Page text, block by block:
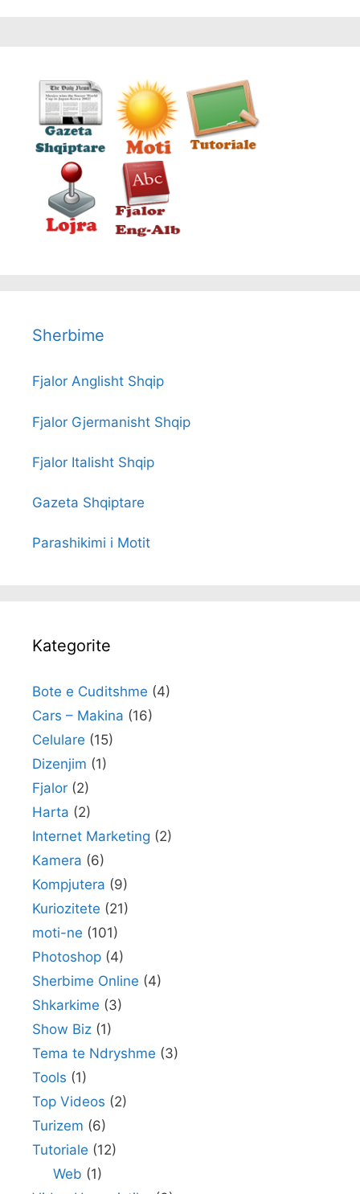
Sherbime
Fjalor Anglisht Shqip
Fjalor Gjermanisht Shqip
Fjalor Italisht Shqip
Gazeta Shqiptare
Parashikimi i Motit
Kategorite
Bote e Cuditshme (4)
Cars – Makina (16)
Celulare (15)
Dizenjim (1)
Fjalor (2)
Harta (2)
Internet Marketing (2)
Kamera (6)
Kompjutera (9)
Kuriozitete (21)
moti-ne (101)
Photoshop (4)
Sherbime Online (4)
Shkarkime (3)
Show Biz (1)
Tema te Ndryshme (3)
Tools (1)
Top Videos (2)
Turizem (6)
Tutoriale (12)
Web (1)